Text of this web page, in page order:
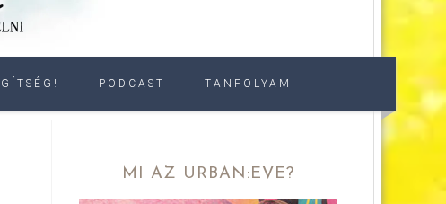
PODCAST TANFOLYAM
MI AZ URBAN:EVE?